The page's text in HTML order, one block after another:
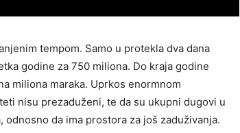
tempom. Samo u protekla dva dana
godine za 750 miliona. Do kraja godine
miliona maraka. Uprkos enormnom
nisu prezaduženi, te da su ukupni dugovi u
da ima prostora za još zaduživanja.